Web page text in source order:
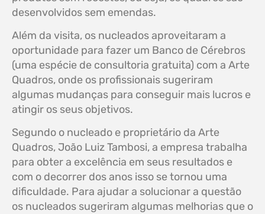
desenvolvidos sem emendas.
Além da visita, os nucleados aproveitaram a
oportunidade para fazer um Banco de Cérebros
(uma espécie de consultoria gratuita) com a Arte
Quadros, onde os profissionais sugeriram
algumas mudanças para conseguir mais lucros e
atingir os seus objetivos.
Segundo o nucleado e proprietário da Arte
Quadros, João Luiz Tambosi, a empresa trabalha
para obter a excelência em seus resultados e
com o decorrer dos anos isso se tornou uma
dificuldade. Para ajudar a solucionar a questão
os nucleados sugeriram algumas melhorias que o